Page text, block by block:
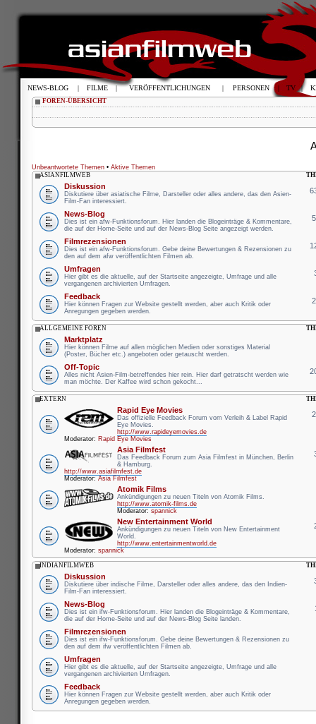
FOREN-ÜBERSICHT
Unbeantwortete Themen • Aktive Themen
ASIANFILMWEB
Diskussion
Diskutiere über asiatische Filme, Darsteller oder alles andere, das den Asien-
Film-Fan interessiert.
News-Blog
Dies ist ein afw-Funktionsforum. Hier landen die Blogeinträge & Kommentare,
die auf der Home-Seite und auf der News-Blog Seite angezeigt werden.
Filmrezensionen
Dies ist ein afw-Funktionsforum. Gebe deine Bewertungen & Rezensionen zu
den auf dem afw veröffentlichten Filmen ab.
Umfragen
Hier gibt es die aktuelle, auf der Startseite angezeigte, Umfrage und alle
vergangenen archivierten Umfragen.
Feedback
Hier können Fragen zur Website gestellt werden, aber auch Kritik oder
Anregungen gegeben werden.
ALLGEMEINE FOREN
Marktplatz
Hier können Filme auf allen möglichen Medien oder sonstiges Material
(Poster, Bücher etc.) angeboten oder getauscht werden.
Off-Topic
Alles nicht Asien-Film-betreffendes hier rein. Hier darf getratscht werden wie
man möchte. Der Kaffee wird schon gekocht...
EXTERN
Rapid Eye Movies
Das offizielle Feedback Forum vom Verleih & Label Rapid
Eye Movies.
http://www.rapideyemovies.de
Moderator: Rapid Eye Movies
Asia Filmfest
Das Feedback Forum zum Asia Filmfest in München, Berlin
& Hamburg.
http://www.asiafilmfest.de
Moderator: Asia Filmfest
Atomik Films
Ankündigungen zu neuen Titeln von Atomik Films.
http://www.atomik-films.de
Moderator: spannick
New Entertainment World
Ankündigungen zu neuen Titeln von New Entertainment
World.
http://www.entertainmentworld.de
Moderator: spannick
INDIANFILMWEB
Diskussion
Diskutiere über indische Filme, Darsteller oder alles andere, das den Indien-
Film-Fan interessiert.
News-Blog
Dies ist ein ifw-Funktionsforum. Hier landen die Blogeinträge & Kommentare,
die auf der Home-Seite und auf der News-Blog Seite landen.
Filmrezensionen
Dies ist ein ifw-Funktionsforum. Gebe deine Bewertungen & Rezensionen zu
den auf dem ifw veröffentlichten Filmen ab.
Umfragen
Hier gibt es die aktuelle, auf der Startseite angezeigte, Umfrage und alle
vergangenen archivierten Umfragen.
Feedback
Hier können Fragen zur Website gestellt werden, aber auch Kritik oder
Anregungen gegeben werden.
NEWS-BLOG | FILME | VERÖFFENTLICHUNGEN | PERSONEN | TV |